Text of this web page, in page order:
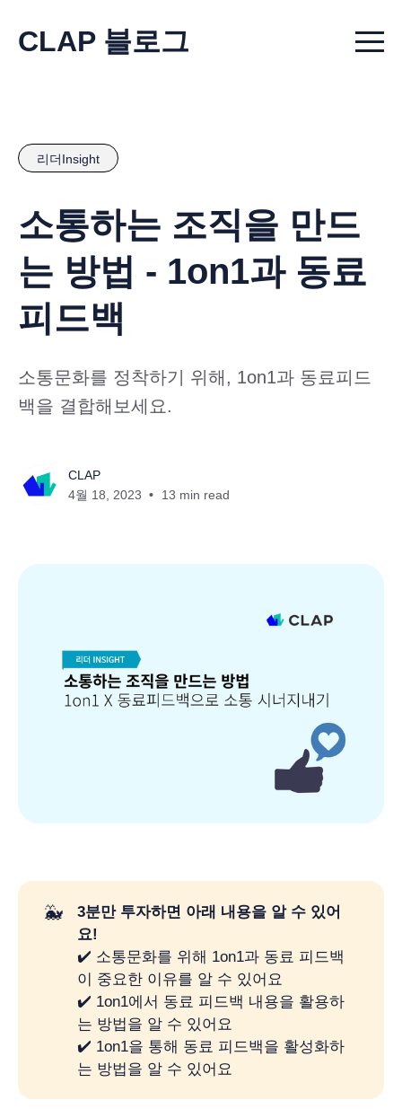
CLAP 블로그 Menu
리더Insight
소통하는 조직을 만드
는 방법 - 1on1과 동료
피드백
소통문화를 정착하기 위해, 1on1과 동료피드
백을 결합해보세요.
CLAP
4월 18, 2023
13 min read
🐳
3분만 투자하면 아래 내용을 알 수 있어
요!
✔️ 소통문화를 위해 1on1과 동료 피드백
이 중요한 이유를 알 수 있어요
✔️ 1on1에서 동료 피드백 내용을 활용하
는 방법을 알 수 있어요
✔️ 1on1을 통해 동료 피드백을 활성화하
는 방법을 알 수 있어요